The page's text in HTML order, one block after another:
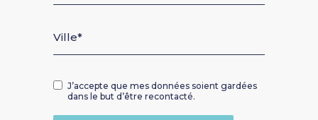
Ville
J’accepte que mes données soient gardées
dans le but d’être recontacté.